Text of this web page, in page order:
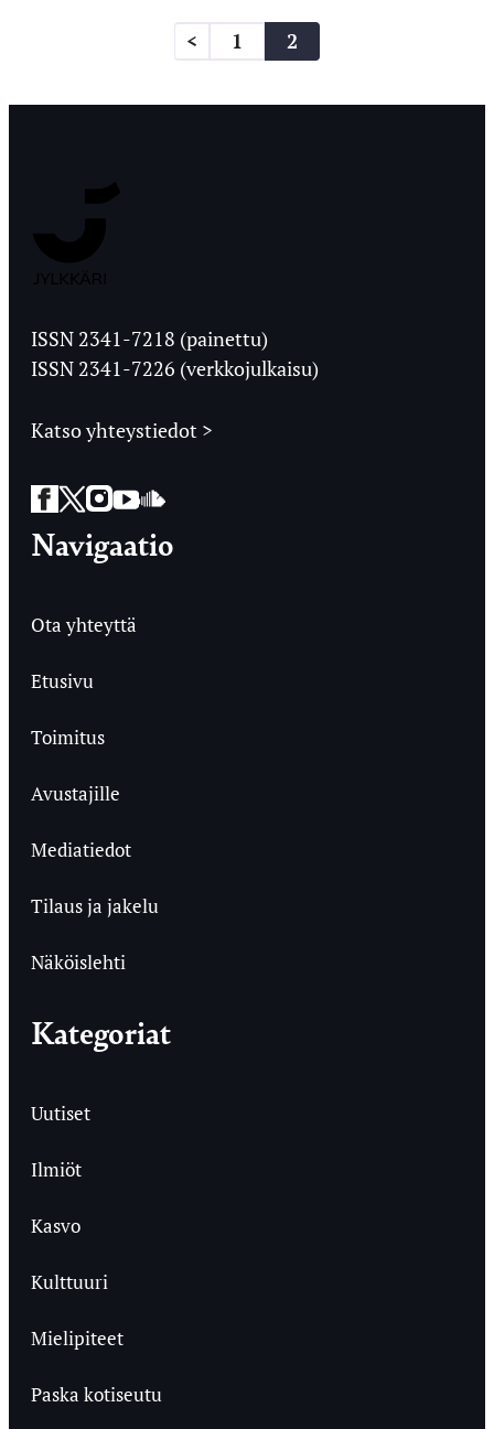
< 1 2
Ylioppilaslehti
ISSN 2341-7218 (painettu)
ISSN 2341-7226 (verkkojulkaisu)
Katso yhteystiedot >
Facebook
Twitter
Instagram
YouTube
SoundCloud
Navigaatio
Ota yhteyttä
Etusivu
Toimitus
Avustajille
Mediatiedot
Tilaus ja jakelu
Näköislehti
Kategoriat
Uutiset
Ilmiöt
Kasvo
Kulttuuri
Mielipiteet
Paska kotiseutu